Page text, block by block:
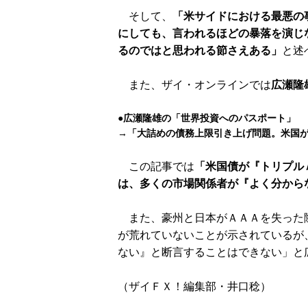
そして、
「米サイドにおける最悪
にしても、言われるほどの暴落を演
るのではと思われる節さえある」 と述
また、ザイ・オンラインでは広瀬隆
●広瀬隆雄の「世界投資へのパスポート」
→
「大詰めの債務上限引き上げ問題。米国
この記事では 「米国債が『トリプ
は、多くの市場関係者が『よく分から
また、豪州と日本がＡＡＡを失った
が荒れていないことが示されている
ない』と断言することはできない」と
（ザイＦＸ！編集部・井口稔）